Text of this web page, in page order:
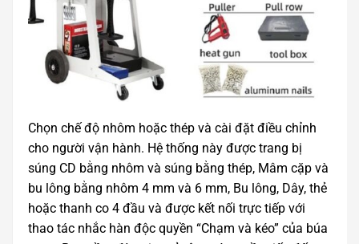
Chọn chế độ nhôm hoặc thép và cài đặt điều chỉnh
cho người vận hành. Hệ thống này được trang bị
súng CD bằng nhôm và súng bằng thép, Mâm cặp và
bu lông bằng nhôm 4 mm và 6 mm, Bu lông, Dây, thẻ
hoặc thanh co 4 đầu và được kết nối trực tiếp với
thao tác nhắc hàn độc quyền “Chạm và kéo” của búa